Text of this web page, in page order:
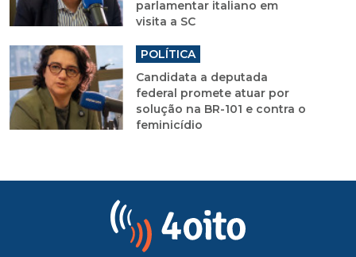
parlamentar italiano em
visita a SC
POLÍTICA
Candidata a deputada
federal promete atuar por
solução na BR-101 e contra o
feminicídio